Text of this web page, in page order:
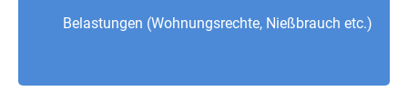
Belastungen (Wohnungsrechte, Nießbrauch etc.)